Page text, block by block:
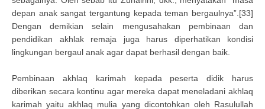
depan anak sangat tergantung kepada teman bergaulnya”.[33]
Dengan demikian selain mengusahakan pembinaan dan
pendidikan akhlak remaja juga harus diperhatikan kondisi
lingkungan bergaul anak agar dapat berhasil dengan baik.
Pembinaan akhlaq karimah kepada peserta didik harus
diberikan secara kontinu agar mereka dapat meneladani akhlaq
karimah yaitu akhlaq mulia yang dicontohkan oleh Rasulullah